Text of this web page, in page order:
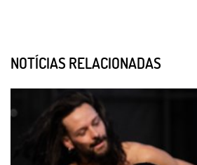
NOTÍCIAS RELACIONADAS